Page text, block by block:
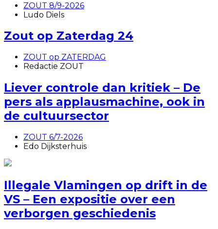
ZOUT 8/9-2026
Ludo Diels
Zout op Zaterdag 24
ZOUT op ZATERDAG
Redactie ZOUT
Liever controle dan kritiek – De
pers als applausmachine, ook in
de cultuursector
ZOUT 6/7-2026
Edo Dijksterhuis
Illegale Vlamingen op drift in de
VS – Een expositie over een
verborgen geschiedenis